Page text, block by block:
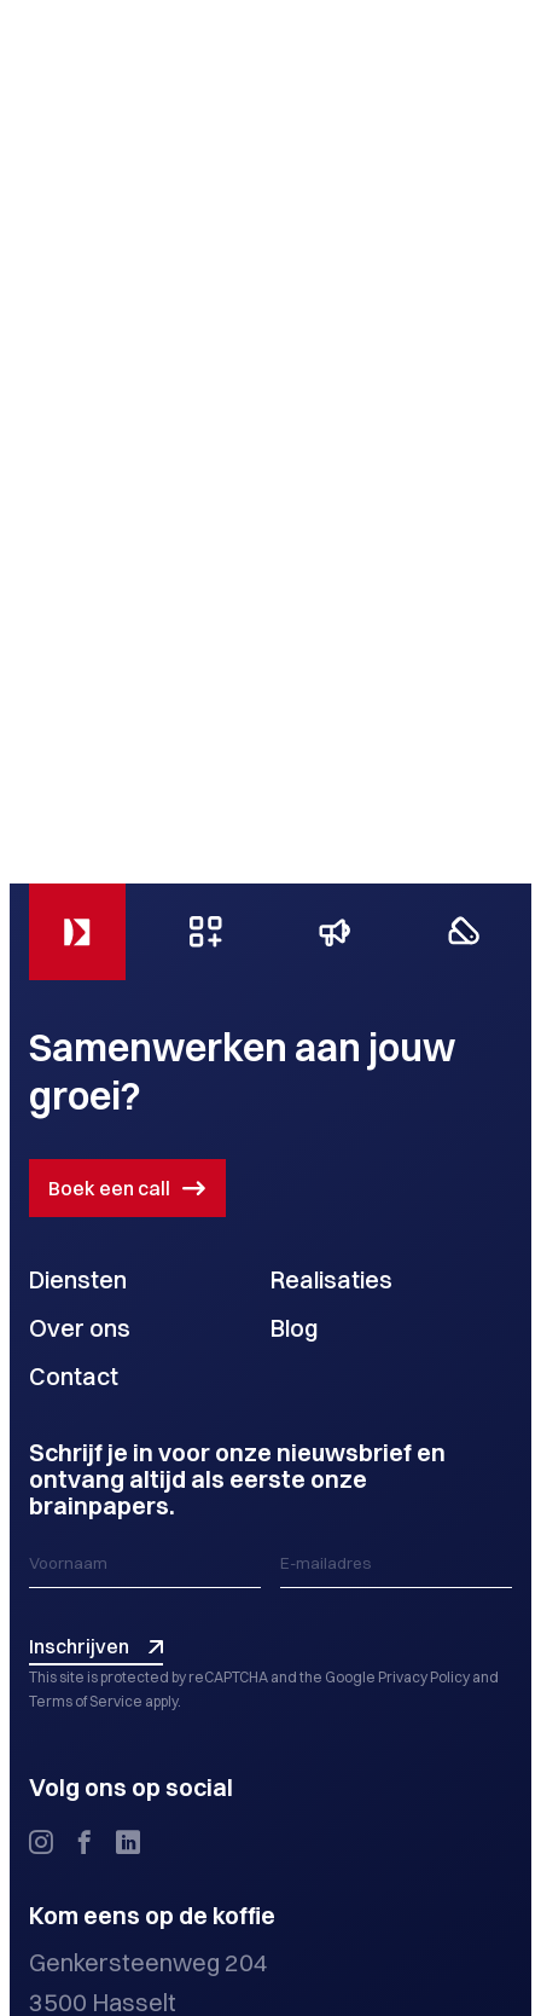
Samenwerken aan jouw
groei?
Boek een call
Diensten
Realisaties
Over ons
Blog
Contact
Schrijf je in voor onze nieuwsbrief en
ontvang altijd als eerste onze
brainpapers.
Inschrijven
This site is protected by reCAPTCHA and the Google Privacy Policy and
Terms of Service apply.
Volg ons op social
Kom eens op de koffie
Genkersteenweg 204
3500 Hasselt